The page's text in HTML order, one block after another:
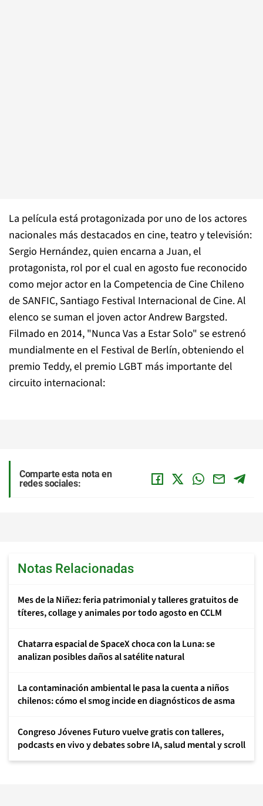
La película está protagonizada por uno de los actores
nacionales más destacados en cine, teatro y televisión:
Sergio Hernández, quien encarna a Juan, el
protagonista, rol por el cual en agosto fue reconocido
como mejor actor en la Competencia de Cine Chileno
de SANFIC, Santiago Festival Internacional de Cine. Al
elenco se suman el joven actor Andrew Bargsted.
Filmado en 2014, "Nunca Vas a Estar Solo" se estrenó
mundialmente en el Festival de Berlín, obteniendo el
premio Teddy, el premio LGBT más importante del
circuito internacional:
Comparte esta nota en
redes sociales:
Notas Relacionadas
Mes de la Niñez: feria patrimonial y talleres gratuitos de
títeres, collage y animales por todo agosto en CCLM
Chatarra espacial de SpaceX choca con la Luna: se
analizan posibles daños al satélite natural
La contaminación ambiental le pasa la cuenta a niños
chilenos: cómo el smog incide en diagnósticos de asma
Congreso Jóvenes Futuro vuelve gratis con talleres,
podcasts en vivo y debates sobre IA, salud mental y scroll